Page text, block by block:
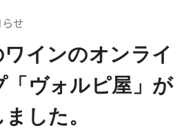
せ
ワインのオンライ
「ヴォルピ屋」が
した。